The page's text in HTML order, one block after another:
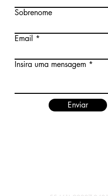
Sobrenome
Email
Insira uma mensagem
Enviar